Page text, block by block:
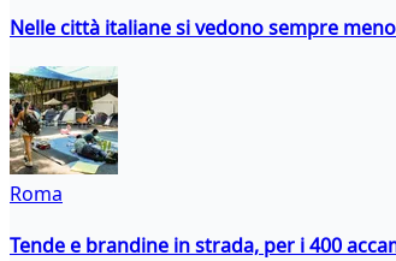
Nelle città italiane si vedono sempre
Roma
Tende e brandine in strada, per i 400